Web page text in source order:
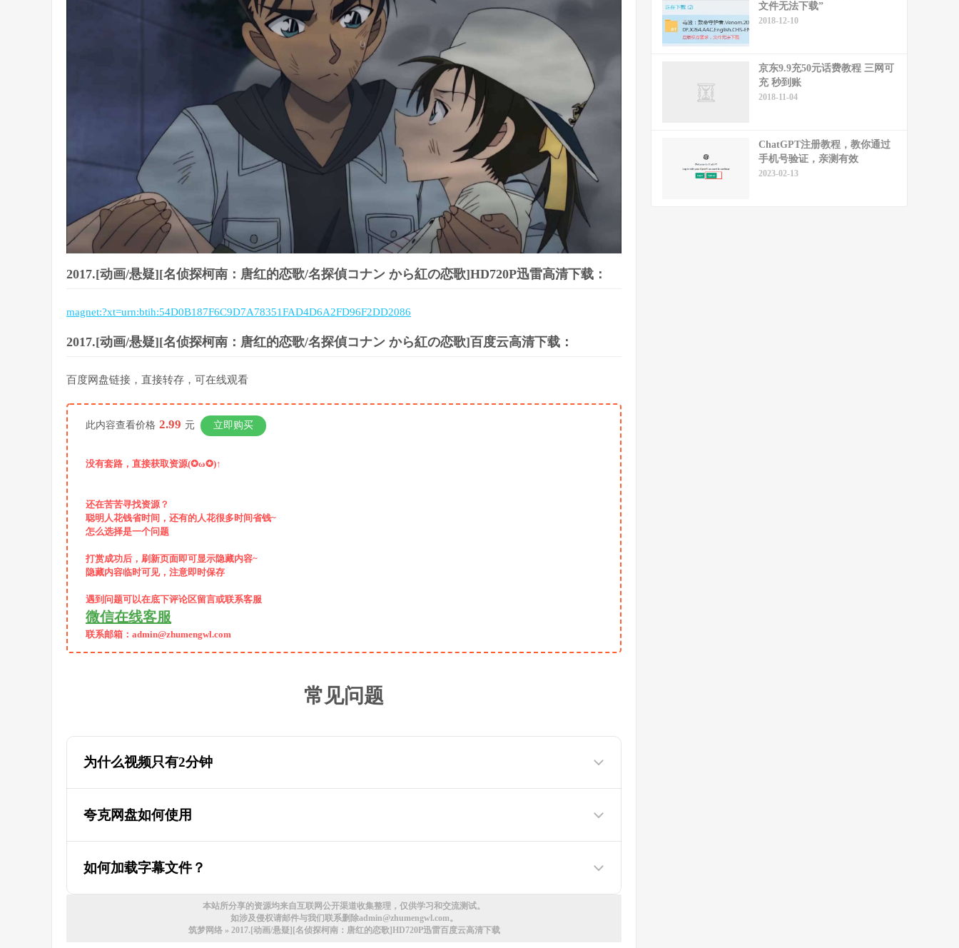
2017.[动画/悬疑][名侦探柯南：唐红的恋歌/名探偵コナン から紅の恋歌]HD720P迅雷高清下载：
magnet:?xt=urn:btih:54D0B187F6C9D7A78351FAD4D6A2FD96F2DD2086
2017.[动画/悬疑][名侦探柯南：唐红的恋歌/名探偵コナン から紅の恋歌]百度云高清下载：
百度网盘链接，直接转存，可在线观看
此内容查看价格 2.99 元 立即购买
没有套路，直接获取资源(✪ω✪)↑
还在苦苦寻找资源？
聪明人花钱省时间，还有的人花很多时间省钱~
怎么选择是一个问题
打赏成功后， 刷新页面即可显示隐藏内容~
隐藏内容临时可见，注意即时保存
遇到问题可以在底下评论区留言或联系客服
微信在线客服
联系邮箱：admin@zhumengwl.com
常见问题
为什么视频只有2分钟
为什么迅雷云盘的视频只有两分钟，教你如何观看下载完整版
夸克网盘如何使用
如何加载字幕文件？
本站所分享的资源均来自互联网公开渠道收集整理，仅供学习和交流测试。
如涉及侵权请邮件与我们联系删除admin@zhumengwl.com。
筑梦网络» 2017.[动画/悬疑][名侦探柯南：唐红的恋歌]HD720P迅雷百度云高清下载
文件无法下载”
2018-12-10
京东9.9充50元话费教程 三网可
充 秒到账
2018-11-04
ChatGPT注册教程，教你通过
手机号验证，亲测有效
2023-02-13